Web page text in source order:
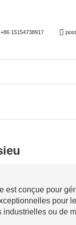
+86 15154738917
est conçue pour
pour
ou de